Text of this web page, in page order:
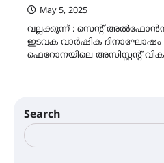
May 5, 2025
വല്ലക്കുന്ന് : സെന്റ്
ഇടവക വാർഷിക ദിനാഘോഷം
ഫെറോനയിലെ അസിസ്റ്റന്റ്
Search